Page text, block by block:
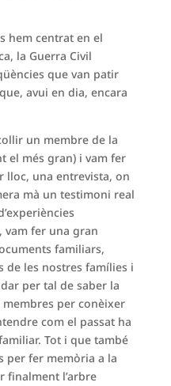
hem centrat en el
la Guerra Civil
que van patir
avui en dia, encara
un membre de la
el més gran) i vam fer
lloc, una entrevista, on
mà un testimoni real
vam fer una gran
familiars,
de les nostres famílies i
per tal de saber la
per conèixer
com el passat ha
Tot i que també
per fer memòria a la
finalment l’arbre